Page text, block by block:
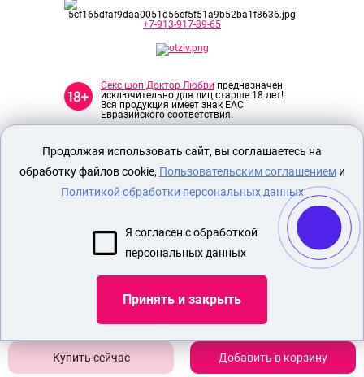
Добавить в корзину
+7-913-917-89-65
Секс шоп Доктор Любви предназначен
исключительно для лиц старше 18 лет!
Вся продукция имеет знак EAC
Евразийского соответствия.
О МАГАЗИНЕ
ОПЛАТА И ДОСТАВКА
СЕКС ИГРУШКИ
НАСАДКА ДЛЯ УТОЛЩЕНИЯ ПЕНИСА
Продолжая использовать сайт, вы соглашаетесь на
обработку файлов cookie, Пользовательским соглашениеми
Политикой обработки персональных данных
Я согласен с обработкой
персональных данных
Принять и закрыть